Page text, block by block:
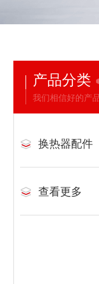
产品分类
我们相信好的产
换热器配件
查看更多